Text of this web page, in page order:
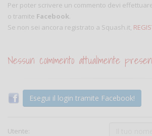
Per poter scrivere un commento devi
o tramite Facebook.
Se non sei ancora registrato a Squash.it,
Nessun commento attualmente
Esegui il login tramite Facebook!
Utente: